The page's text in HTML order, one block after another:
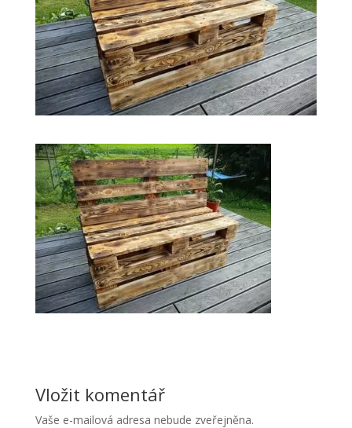
Vložit komentář
Vaše e-mailová adresa nebude zveřejněna.